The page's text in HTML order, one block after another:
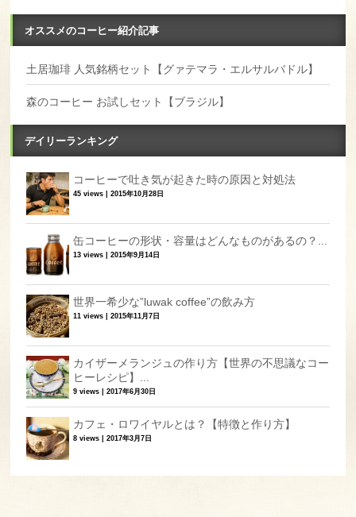
オススメのコーヒー紹介記事
土居珈琲 人気銘柄セット【グァテマラ・エルサルバドル】
森のコーヒー お試しセット【ブラジル】
デイリーランキング
コーヒーで吐き気が起きた時の原因と対処法
45 views |2015年10月28日
缶コーヒーの形状・容量はどんなものがあるの？...
13 views |2015年9月14日
世界一希少な”luwak coffee”の飲み方
11 views |2015年11月7日
カイザーメランジュの作り方【世界の不思議なコー
ヒーレシピ】...
9 views |2017年6月30日
カフェ・ロワイヤルとは？【特徴と作り方】
8 views |2017年3月7日